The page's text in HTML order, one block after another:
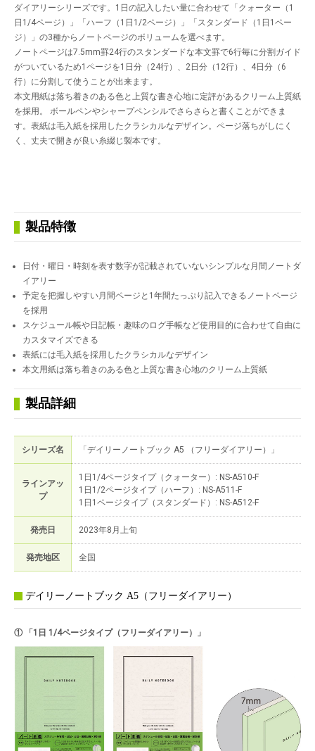
ダイアリーシリーズです。1日の記入したい量に合わせて「クォーター（1
日1/4ページ）」「ハーフ（1日1/2ページ）」「スタンダード（1日1ペー
ジ）」の3種からノートページのボリュームを選べます。
ノートページは7.5mm罫24行のスタンダードな本文罫で6行毎に分割ガイド
がついているため1ページを1日分（24行）、2日分（12行）、4日分（6
行）に分割して使うことが出来ます。
本文用紙は落ち着きのある色と上質な書き心地に定評があるクリーム上質紙
を採用。 ボールペンやシャープペンシルでさらさらと書くことができま
す。表紙は毛入紙を採用したクラシカルなデザイン。ページ落ちがしにく
く、丈夫で開きが良い糸綴じ製本です。
製品特徴
日付・曜日・時刻を表す数字が記載されていないシンプルな月間ノートダ
イアリー
予定を把握しやすい月間ページと1年間たっぷり記入できるノートページ
を採用
スケジュール帳や日記帳・趣味のログ手帳など使用目的に合わせて自由に
カスタマイズできる
表紙には毛入紙を採用したクラシカルなデザイン
本文用紙は落ち着きのある色と上質な書き心地のクリーム上質紙
製品詳細
シリーズ名 「デイリーノートブック A5 （フリーダイアリー）」
ラインアッ
プ
1日1/4ページタイプ（クォーター）: NS-A510-F
1日1/2ページタイプ（ハーフ）: NS-A511-F
1日1ページタイプ（スタンダード）: NS-A512-F
発売日 2023年8月上旬
発売地区 全国
デイリーノートブック A5（フリーダイアリー）
① 「1日 1/4ページタイプ（フリーダイアリー）」